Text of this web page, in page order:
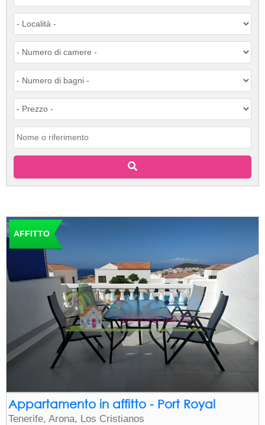
AFFITTO
Appartamento in affitto - Port Royal
Tenerife, Arona, Los Cristianos